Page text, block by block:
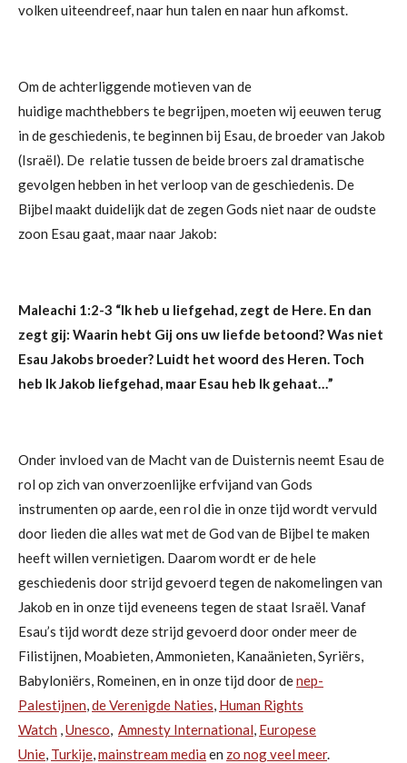
volken uiteendreef, naar hun talen en naar hun afkomst.
Om de achterliggende motieven van de
huidigemachthebbers te begrijpen, moeten wij eeuwen terug
in de geschiedenis, te beginnen bij Esau, de broeder van Jakob
(Israël). De relatie tussen de beide broers zal dramatische
gevolgen hebben in het verloop van de geschiedenis. De
Bijbel maakt duidelijk datde zegen Gods niet naar de oudste
zoon Esau gaat, maar naar Jakob:
Maleachi 1:2-3 “Ik heb u liefgehad, zegt de Here. En dan
zegt gij: Waarin hebt Gij ons uw liefde betoond? Was niet
Esau Jakobs broeder? Luidt het woord des Heren. Toch
heb Ik Jakob liefgehad, maar Esau heb Ik gehaat…”
Onder invloed van de Macht van de Duisternis neemt Esau de
rol op zich van onverzoenlijke erfvijand van Gods
instrumenten op aarde, een rol die in onze tijd wordt vervuld
door lieden die alles wat met de God van de Bijbel te maken
heeft willen vernietigen. Daarom wordt er de hele
geschiedenis door strijd gevoerd tegen de nakomelingen van
Jakob en in onze tijd eveneens tegen de staat Israël.Vanaf
Esau’s tijd wordt deze strijd gevoerd dooronder meer de
Filistijnen, Moabieten, Ammonieten, Kanaänieten, Syriërs,
Babyloniërs, Romeinen, en in onze tijd door denep-
Palestijnen,de Verenigde Naties, Human Rights
Watch ,Unesco, Amnesty International, Europese
Unie, Turkije,mainstream media en zo nog veel meer.